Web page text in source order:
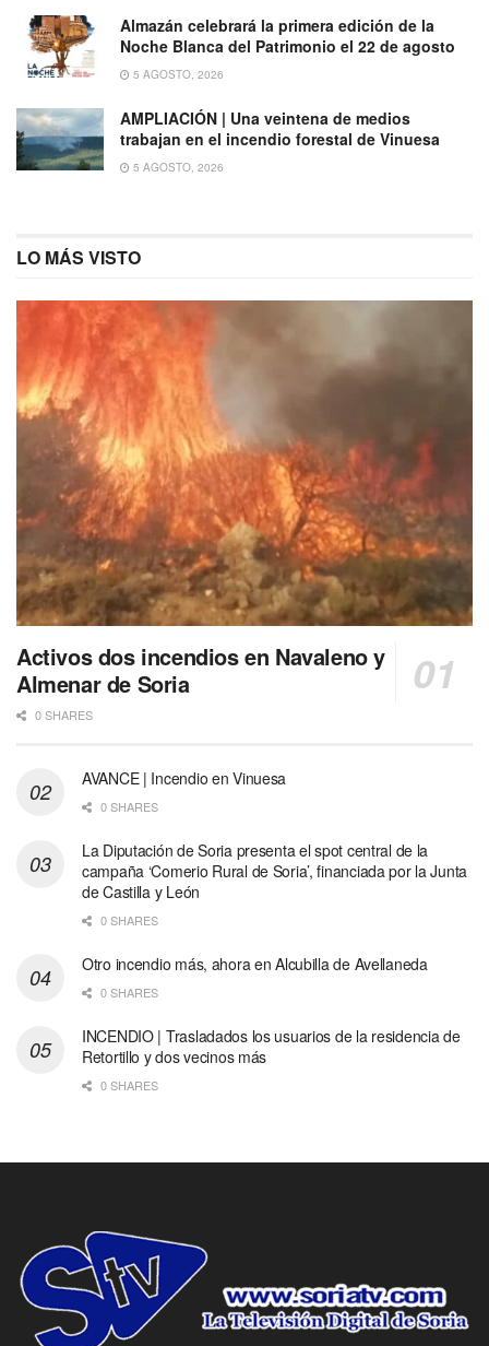
Almazán celebrará la primera edición de la
Noche Blanca del Patrimonio el 22 de agosto
5 AGOSTO, 2026
AMPLIACIÓN | Una veintena de medios
trabajan en el incendio forestal de Vinuesa
5 AGOSTO, 2026
LO MÁS VISTO
Activos dos incendios en Navaleno y
Almenar de Soria
0 SHARES
AVANCE | Incendio en Vinuesa
0 SHARES
La Diputación de Soria presenta el spot central de la
campaña ‘Comerio Rural de Soria’, financiada por la Junta
de Castilla y León
0 SHARES
Otro incendio más, ahora en Alcubilla de Avellaneda
0 SHARES
INCENDIO | Trasladados los usuarios de la residencia de
Retortillo y dos vecinos más
0 SHARES